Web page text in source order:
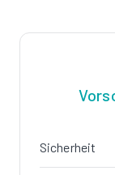
Sicherheit